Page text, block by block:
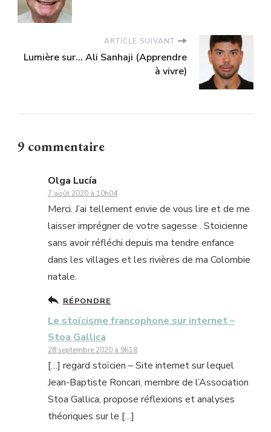
ARTICLE SUIVANT
Lumière sur... Ali Sanhaji (Apprendre
à vivre)
9 commentaire
Olga Lucía
7 août 2020 à 10h04
Merci. J’ai tellement envie de vous lire et de me
laisser imprégner de votre sagesse . Stoicienne
sans avoir réfléchi depuis ma tendre enfance
dans les villages et les rivières de ma Colombie
natale.
RÉPONDRE
Le stoïcisme francophone sur internet –
Stoa Gallica
28 septembre 2020 à 9h18
[…] regard stoïcien – Site internet sur lequel
Jean-Baptiste Roncari, membre de l’Association
Stoa Gallica, propose réflexions et analyses
théoriques sur le […]